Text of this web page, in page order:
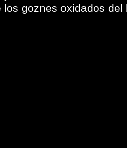
los goznes oxidados del